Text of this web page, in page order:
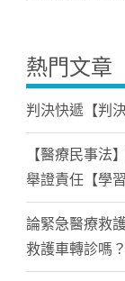
熱門文章
判決快遞【判決
【醫療民事法
舉證責任【學
論緊急醫療救
救護車轉診嗎